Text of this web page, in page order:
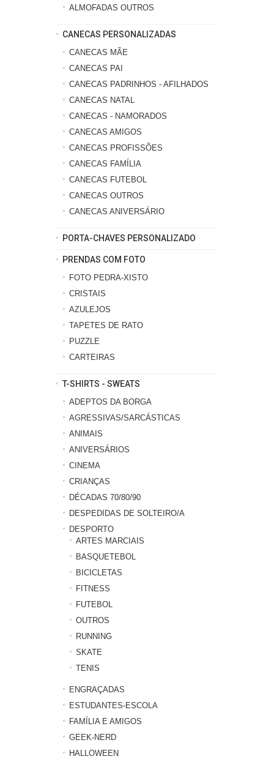
ALMOFADAS OUTROS
CANECAS PERSONALIZADAS
CANECAS MÃE
CANECAS PAI
CANECAS PADRINHOS - AFILHADOS
CANECAS NATAL
CANECAS - NAMORADOS
CANECAS AMIGOS
CANECAS PROFISSÕES
CANECAS FAMÍLIA
CANECAS FUTEBOL
CANECAS OUTROS
CANECAS ANIVERSÁRIO
PORTA-CHAVES PERSONALIZADO
PRENDAS COM FOTO
FOTO PEDRA-XISTO
CRISTAIS
AZULEJOS
TAPETES DE RATO
PUZZLE
CARTEIRAS
T-SHIRTS - SWEATS
ADEPTOS DA BORGA
AGRESSIVAS/SARCÁSTICAS
ANIMAIS
ANIVERSÁRIOS
CINEMA
CRIANÇAS
DÉCADAS 70/80/90
DESPEDIDAS DE SOLTEIRO/A
DESPORTO
ARTES MARCIAIS
BASQUETEBOL
BICICLETAS
FITNESS
FUTEBOL
OUTROS
RUNNING
SKATE
TENIS
ENGRAÇADAS
ESTUDANTES-ESCOLA
FAMÍLIA E AMIGOS
GEEK-NERD
HALLOWEEN